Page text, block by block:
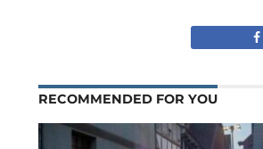
RECOMMENDED FOR YOU